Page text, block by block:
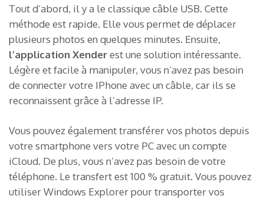
Tout d’abord, il y a le classique câble USB. Cette
méthode est rapide. Elle vous permet de déplacer
plusieurs photos en quelques minutes. Ensuite,
l’application Xenderest une solution intéressante.
Légère et facile à manipuler, vous n’avez pas besoin
de connecter votre IPhone avec un câble, car ils se
reconnaissent grâce à l’adresse IP.
Vous pouvez également transférer vos photos depuis
votre smartphone vers votre PC avec un compte
iCloud. De plus, vous n’avez pas besoin de votre
téléphone. Le transfert est 100 % gratuit. Vous pouvez
utiliser Windows Explorer pour transporter vos